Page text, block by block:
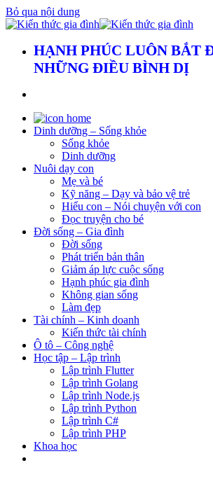
Bỏ qua nội dung
HẠNH PHÚC LUÔN BẮT
NHỮNG ĐIỀU BÌNH DỊ
Dinh dưỡng – Sống khỏe
Sống khỏe
Dinh dưỡng
Nuôi dạy con
Mẹ và bé
Kỹ năng – Dạy và bảo vệ trẻ
Hiểu con – Nói chuyện với con
Đọc truyện cho bé
Đời sống – Gia đình
Đời sống
Phát triển bản thân
Giảm áp lực cuộc sống
Hạnh phúc gia đình
Không gian sống
Làm đẹp
Tài chính – Kinh doanh
Kiến thức tài chính
Ô tô – Công nghệ
Học tập – Lập trình
Lập trình Flutter
Lập trình Golang
Lập trình Node.js
Lập trình Python
Lập trình C#
Lập trình PHP
Khoa học